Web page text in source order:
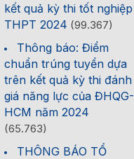
phúc
6 năm 2018
kết quả kỳ thi tốt nghiệp
THPT 2024 (99.367)
Thông báo: Điểm
chuẩn trúng tuyển dựa
trên kết quả kỳ thi đánh
giá năng lực của ĐHQG-
HCM năm 2024
(65.763)
THÔNG BÁO TỔ